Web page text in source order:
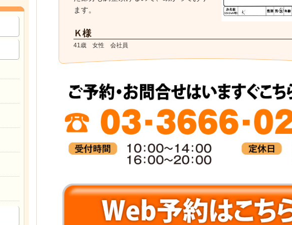
ます。
Ｋ様
41歳 女性 会社員